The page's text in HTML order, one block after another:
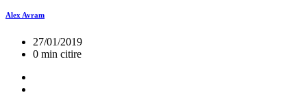
Alex Avram
27/01/2019
0 min citire